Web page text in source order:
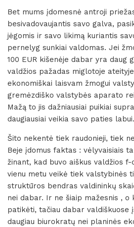
Bet mums įdomesnė antroji
besivadovaujantis savo galva,
jėgomis ir savo likimą kuriantis
pernelyg sunkiai valdomas. Jei
100 EUR kišenėje dabar yra daug
valdžios pažadas miglotoje
ekonomiškai laisvam žmogui
gremėzdiško valstybės aparato
Mažą to jis dažniausiai puikiai
daugiausiai veikia savo paties labui.
Šito nekentė tiek raudonieji, tiek
Beje įdomus faktas : vėlyvaisiais
žinant, kad buvo aiškus valdžios f-
vienu metu veikė tiek valstybinės
struktūros bendras valdininkų
nei dabar. Ir ne šiaip mažesnis , o
patikėti, tačiau dabar valdiškuose
daugiau biurokratų nei planinės